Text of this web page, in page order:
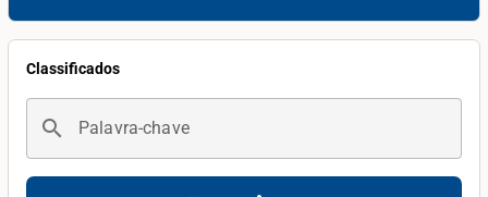
Classificados
search Palavra-chave